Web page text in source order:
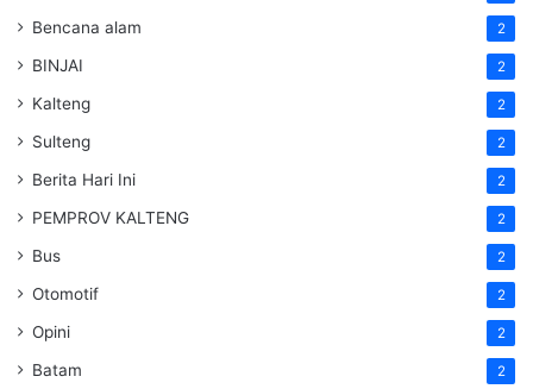
Bencana alam 2
BINJAI 2
Kalteng 2
Sulteng 2
Berita Hari Ini 2
PEMPROV KALTENG 2
Bus 2
Otomotif 2
Opini 2
Batam 2